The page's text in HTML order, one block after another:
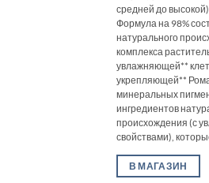
средней до
Формула на 98%
натурального
комплекса
увлажняющей**
укрепляющей**
минеральных
ингредиентов
происхождения (с
свойствами),
В МАГАЗИН